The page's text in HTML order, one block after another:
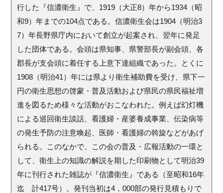
行した『信濃衛生』で、1919（大正8）年から1934（昭
和9）年までの104点である。信濃衛生会は1904（明治3
7）年長野県庁内において創立が起案され、翌年に発足
した団体である。会頭は県知事、県警部長が副会頭、各
郡長が支会頭に着任する上意下達組織であった。とくに
1908（明治41）年には県より衛生補助費を受け、県下一
円の衛生思想の啓蒙・普及活動および県民の県民福祉増
進を図るため様々な活動がおこなわれた。例えば幻灯機
による巡回衛生談話、看護婦・産婆養成事業、伝染病等
の発生予防の注意喚起、医師・看護婦の斡旋などがあげ
られる。このなかで、この会の普及・広報活動の一環と
して、衛生上の知識の解説を期した印刷物として明治39
年に刊行された雑誌が『信濃衛生』である（至昭和16年
迄 計417号）。発刊当初は4，000部の発行見積もりで